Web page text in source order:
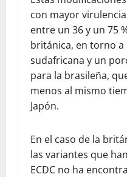
con mayor
entre un 36 y un 75
británica, en torno a
sudafricana y un
para la brasileña,
menos al mismo
Japón.
En el caso de la
las variantes que
ECDC no ha